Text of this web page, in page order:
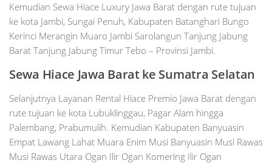
Kemudian Sewa Hiace Luxury Jawa Barat dengan rute tujuan
ke kota Jambi, Sungai Penuh, Kabupaten Batanghari Bungo
Kerinci Merangin Muaro Jambi Sarolangun Tanjung Jabung
Barat Tanjung Jabung Timur Tebo – Provinsi Jambi.
Sewa Hiace Jawa Barat ke Sumatra Selatan
Selanjutnya Layanan Rental Hiace Premio Jawa Barat dengan
rute tujuan ke kota Lubuklinggau, Pagar Alam hingga
Palembang, Prabumulih. Kemudian Kabupaten Banyuasin
Empat Lawang Lahat Muara Enim Musi Banyuasin Musi Rawas
Musi Rawas Utara Ogan Ilir Ogan Komering Ilir Ogan